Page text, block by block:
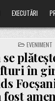
EXECUTĂRI
POSTED
IN
EVENIMENT
în